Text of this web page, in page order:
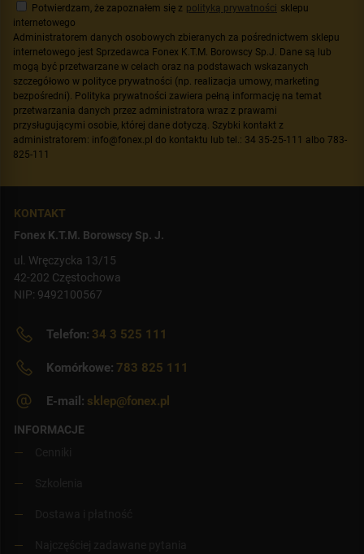
Potwierdzam, że zapoznałem się z polityką prywatności sklepu
internetowego
Administratorem danych osobowych zbieranych za pośrednictwem sklepu
internetowego jest Sprzedawca Fonex K.T.M. Borowscy Sp.J. Dane są lub
mogą być przetwarzane w celach oraz na podstawach wskazanych
szczegółowo w polityce prywatności (np. realizacja umowy, marketing
bezpośredni). Polityka prywatności zawiera pełną informację na temat
przetwarzania danych przez administratora wraz z prawami
przysługującymi osobie, której dane dotyczą. Szybki kontakt z
administratorem: info@fonex.pl do kontaktu lub tel.: 34 35-25-111 albo 783-
825-111
KONTAKT
Fonex K.T.M. Borowscy Sp. J.
ul. Wręczycka 13/15
42-202 Częstochowa
NIP: 9492100567
Telefon: 34 3 525 111
Komórkowe: 783 825 111
E-mail: sklep@fonex.pl
INFORMACJE